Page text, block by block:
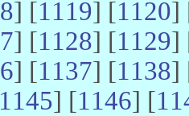
] [1119] [1120]
] [1128] [1129]
] [1137] [1138]
1145] [1146] [